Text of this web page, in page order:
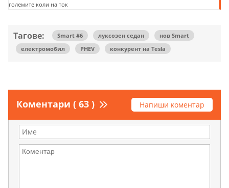
големите коли на ток
Тагове: Smart #6 луксозен седан
нов Smart
електромобил
PHEV конкурент на Tesla
Коментари ( 63 ) Напиши коментар